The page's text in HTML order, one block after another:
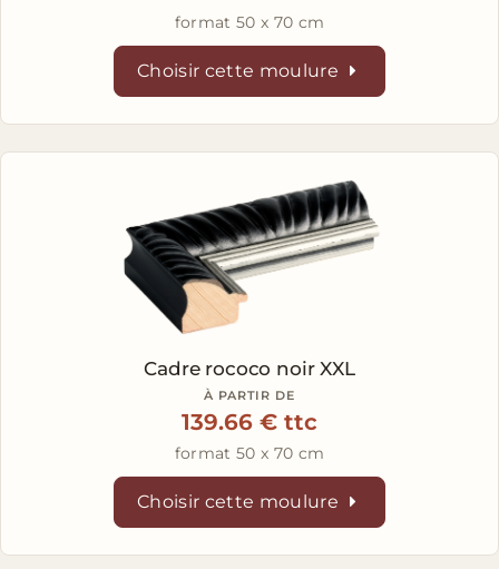
format 50 x 70 cm
Choisir cette moulure
Cadre rococo noir XXL
À PARTIR DE
139.66 € ttc
format 50 x 70 cm
Choisir cette moulure